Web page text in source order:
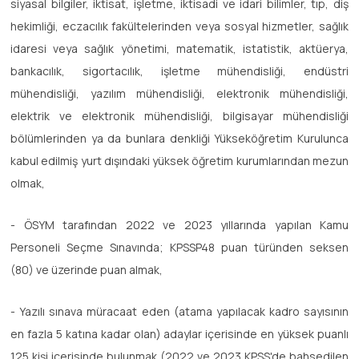
siyasal bilgiler, iktisat, işletme, iktisadi ve idari bilimler, tıp, diş
hekimliği, eczacılık fakültelerinden veya sosyal hizmetler, sağlık
idaresi veya sağlık yönetimi, matematik, istatistik, aktüerya,
bankacılık, sigortacılık, işletme mühendisliği, endüstri
mühendisliği, yazılım mühendisliği, elektronik mühendisliği,
elektrik ve elektronik mühendisliği, bilgisayar mühendisliği
bölümlerinden ya da bunlara denkliği Yükseköğretim Kurulunca
kabul edilmiş yurt dışındaki yüksek öğretim kurumlarından mezun
olmak,
- ÖSYM tarafından 2022 ve 2023 yıllarında yapılan Kamu
Personeli Seçme Sınavında; KPSSP48 puan türünden seksen
(80) ve üzerinde puan almak,
- Yazılı sınava müracaat eden (atama yapılacak kadro sayısının
en fazla 5 katına kadar olan) adaylar içerisinde en yüksek puanlı